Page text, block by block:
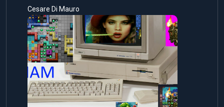
Cesare Di Mauro